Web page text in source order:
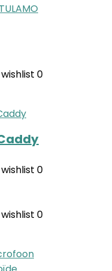
0
0
0